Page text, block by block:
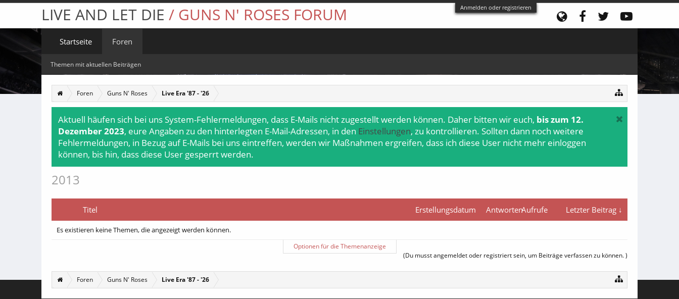
Anmelden oder registrieren
Foren Guns N' Roses Live Era '87 - '26
Aktuell häufen sich bei uns System-Fehlermeldungen, dass E-Mails nicht zugestellt werden können. Daher bitten wir euch, bis zum 12.
Dezember 2023, eure Angaben zu den hinterlegten E-Mail-Adressen, in den Einstellungen, zu kontrollieren. Sollten dann noch weitere
Fehlermeldungen, in Bezug auf E-Mails bei uns eintreffen, werden wir Maßnahmen ergreifen, dass ich diese User nicht mehr einloggen
können, bis hin, dass diese User gesperrt werden.
2013
Titel Erstellungsdatum AntwortenAufrufe Letzter Beitrag ↓
Es existieren keine Themen, die angezeigt werden können.
Optionen für die Themenanzeige
(Du musst angemeldet oder registriert sein, um Beiträge verfassen zu können. )
Foren Guns N' Roses Live Era '87 - '26
LIVE AND LET DIE / GUNS N' ROSES FORUM
Startseite Foren
Themen mit aktuellen Beiträgen